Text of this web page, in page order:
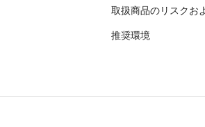
取扱商品のリスクお
推奨環境